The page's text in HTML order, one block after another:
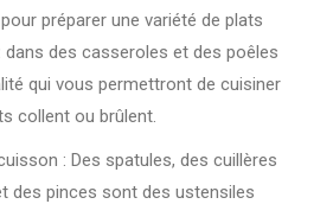
préparer une variété de plats
dans des casseroles et des poêles
qui vous permettront de cuisiner
collent ou brûlent.
: Des spatules, des cuillères
des pinces sont des ustensiles